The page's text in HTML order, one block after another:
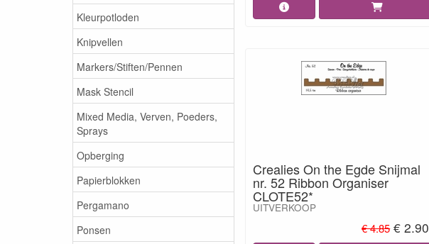
Kleurpotloden
Knipvellen
Markers/Stiften/Pennen
Mask Stencil
Mixed Media, Verven, Poeders,
Sprays
Opberging
Papierblokken
Pergamano
Ponsen
Crealies On the Egde Snijmal
nr. 52 Ribbon Organiser
CLOTE52*
UITVERKOOP
€ 4.85 € 2.90